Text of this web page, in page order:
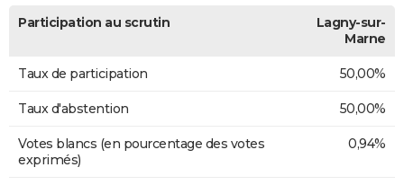
Participation au scrutin
Lagny-sur-
Marne
Taux de participation 50,00%
Taux d'abstention 50,00%
Votes blancs (en pourcentage des votes
exprimés)
0,94%